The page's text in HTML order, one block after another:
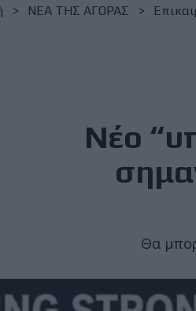
NΕΑ ΤΗΣ ΑΓΟΡΑΣ
Νέο
Θα